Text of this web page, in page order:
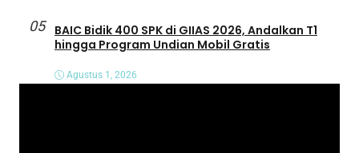
05
BAIC Bidik 400 SPK di GIIAS 2026, Andalkan T1
hingga Program Undian Mobil Gratis
Agustus 1, 2026